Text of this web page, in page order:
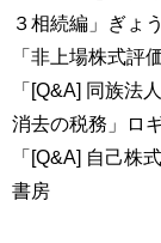
３相続編」ぎょ
「非上場株式評
「[Q&A] 同族法
消去の税務」ロ
「[Q&A] 自己株
書房